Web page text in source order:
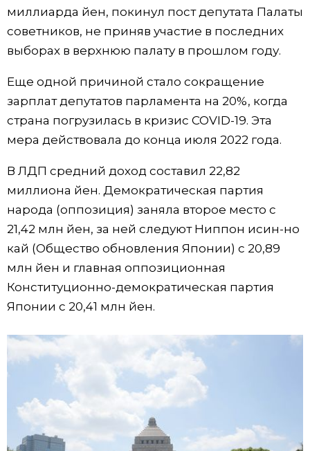
Культура
Жизнь
Технологии
Токио
От редакции
миллиарда йен, покинул пост депутата Палаты
советников, не приняв участие в последних
выборах в верхнюю палату в прошлом году.
Еще одной причиной стало сокращение
зарплат депутатов парламента на 20%, когда
страна погрузилась в кризис COVID-19. Эта
мера действовала до конца июля 2022 года.
В ЛДП средний доход составил 22,82
миллиона йен. Демократическая партия
народа (оппозиция) заняла второе место с
21,42 млн йен, за ней следуют Ниппон исин-но
кай (Общество обновления Японии) с 20,89
млн йен и главная оппозиционная
Конституционно-демократическая партия
Японии с 20,41 млн йен.